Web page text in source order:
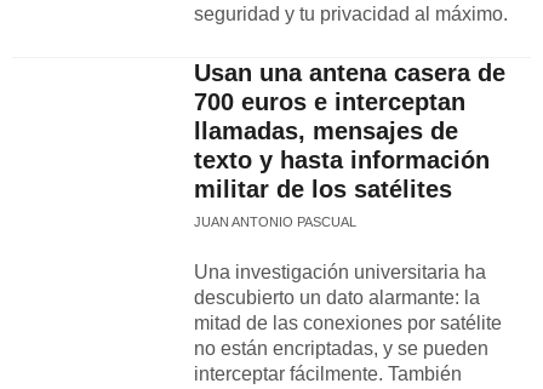
seguridad y tu privacidad al máximo.
Usan una antena casera de
700 euros e interceptan
llamadas, mensajes de
texto y hasta información
militar de los satélites
JUAN ANTONIO PASCUAL
Una investigación universitaria ha
descubierto un dato alarmante: la
mitad de las conexiones por satélite
no están encriptadas, y se pueden
interceptar fácilmente. También